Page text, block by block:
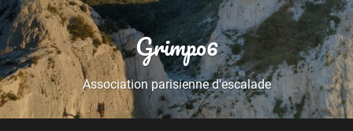
Grimpo6
Association parisienne d'escalade